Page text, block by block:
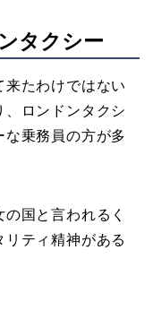
タクシー
たわけではない
ロンドンタクシ
乗務員の方が多
国と言われるく
ティ精神がある